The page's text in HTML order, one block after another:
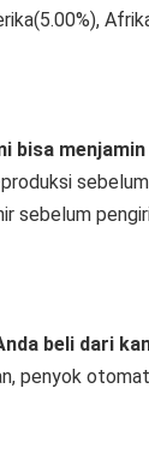
bisa
sebelum
beli dari
penyok